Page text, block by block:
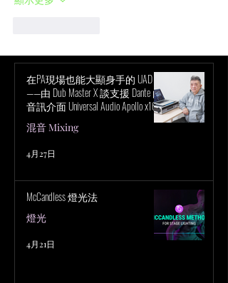
在PA現場也能大顯身手的 UAD！
——由 Dub Master X 談支援 Dante 的
音訊介面 Universal Audio Apollo x16D
的魅力
混音 Mixing
4月27日
McCandless 燈光法
燈光
4月21日